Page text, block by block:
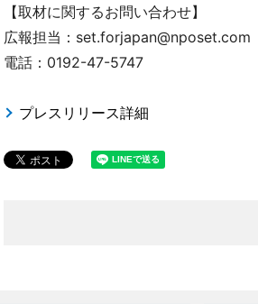
【取材に関するお問い合わせ】
広報担当：set.forjapan@nposet.com
電話：0192-47-5747
プレスリリース詳細